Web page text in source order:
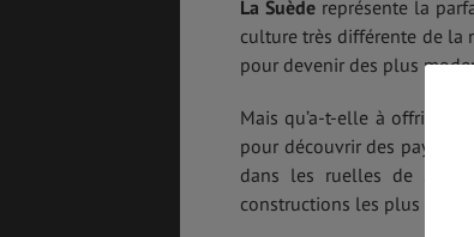
La Suèdereprésente la
culture très différente de la
pour devenir des plus
Mais qu’a-t-elle à offrir ?
pour découvrir des
dans les ruelles de ses
constructions les plus